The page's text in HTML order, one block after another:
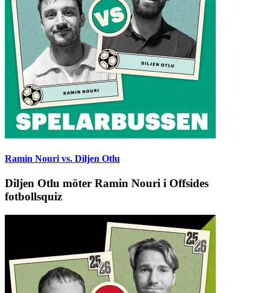
Ramin Nouri vs. Diljen Otlu
Diljen Otlu möter Ramin Nouri i Offsides
fotbollsquiz